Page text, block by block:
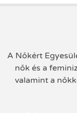
A Nőkért
nők és a
valamint a